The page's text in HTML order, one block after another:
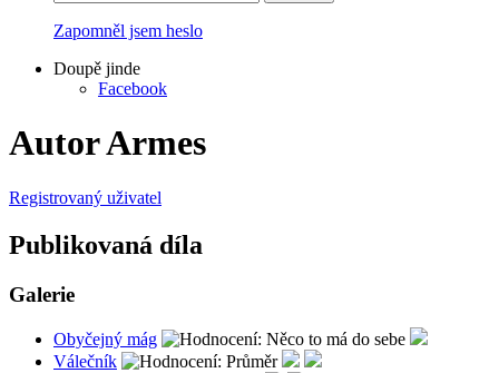
Zapomněl jsem heslo
Doupě jinde
Facebook
Autor Armes
Registrovaný uživatel
Publikovaná díla
Galerie
Obyčejný mág
Válečník